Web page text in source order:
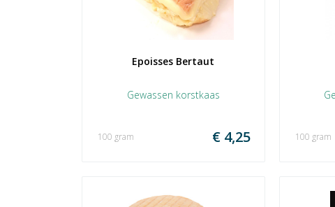
Epoisses Bertaut
Gewassen korstkaas
€ 4,25
100 gram 100 gram